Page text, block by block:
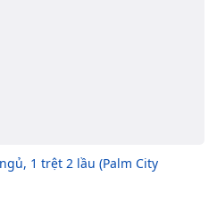
1 trệt 2 lầu (Palm City